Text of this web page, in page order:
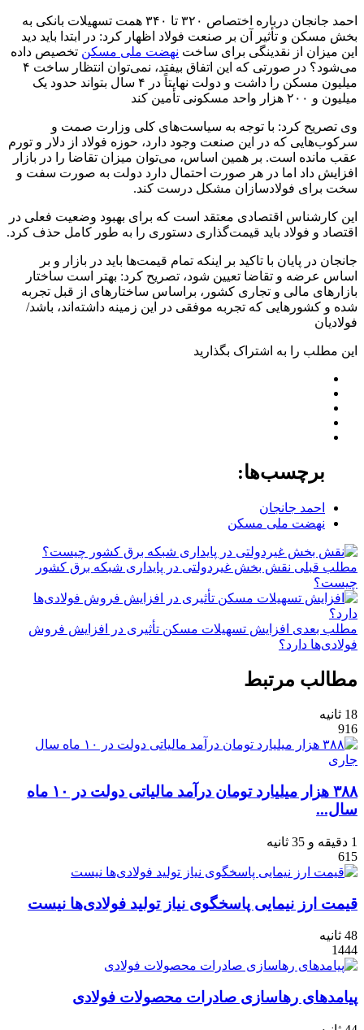
احمد جانجان درباره اختصاص ۳۲۰ تا ۳۴۰ همت تسهیلات بانکی به
بخش مسکن و تأثیر آن بر صنعت فولاد اظهار کرد: در ابتدا باید دید
این میزان از نقدینگی برای ساخت نهضت ملی مسکن تخصیص داده
می‌شود؟ در صورتی که این اتفاق بیفتد، نمی‌توان انتظار ساخت ۴
میلیون مسکن را داشت و دولت نهایتاً در ۴ سال بتواند حدود یک
میلیون و ۲۰۰ هزار واحد مسکونی تأمین کند
وی تصریح کرد: با توجه به سیاست‌های کلی وزارت صمت و
سرکوب‌هایی که در این صنعت وجود دارد، حوزه فولاد از دلار و تورم
عقب مانده است. بر همین اساس، می‌توان میزان تقاضا را در بازار
افزایش داد اما در هر صورت احتمال دارد دولت به صورت سفت ‌و
سخت برای فولادسازان مشکل درست کند.
این کارشناس اقتصادی معتقد است که برای بهبود وضعیت فعلی در
اقتصاد و فولاد باید قیمت‌گذاری دستوری را به طور کامل حذف کرد.
جانجان در پایان با تاکید بر اینکه تمام قیمت‌ها باید در بازار و بر
اساس عرضه و تقاضا تعیین شود، تصریح کرد: بهتر است ساختار
بازارهای مالی و تجاری کشور، براساس ساختارهای از قبل تجربه
شده و کشورهایی که تجربه موفقی در این زمینه داشته‌اند، باشد/
فولادیان
این مطلب را به اشتراک بگذارید
برچسب‌ها:
احمد جانجان
نهضت ملی مسکن
مطلب قبلی نقش‌ بخش غیردولتی در پایداری شبکه برق کشور
چیست؟
مطلب بعدی افزایش تسهیلات مسکن تأثیری در افزایش فروش
فولادی‌ها دارد؟
مطالب مرتبط
18 ثانیه
916
۳۸۸ هزار میلیارد تومان درآمد مالیاتی دولت در ۱۰ ماه
سال...
1 دقیقه و 35 ثانیه
615
قیمت ارز نیمایی پاسخگوی نیاز تولید فولادی‌ها نیست
48 ثانیه
1444
پیامدهای رهاسازی صادرات محصولات فولادی